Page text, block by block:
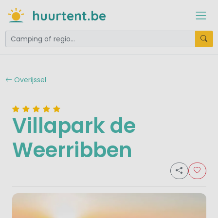
huurtent.be
Overijssel
Villapark de
Weerribben